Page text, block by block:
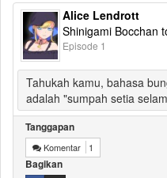
Alice Lendrott
Shinigami Bocchan
Episode 1
Tahukah kamu, bahasa
adalah "sumpah setia
Tanggapan
Komentar 1
Bagikan